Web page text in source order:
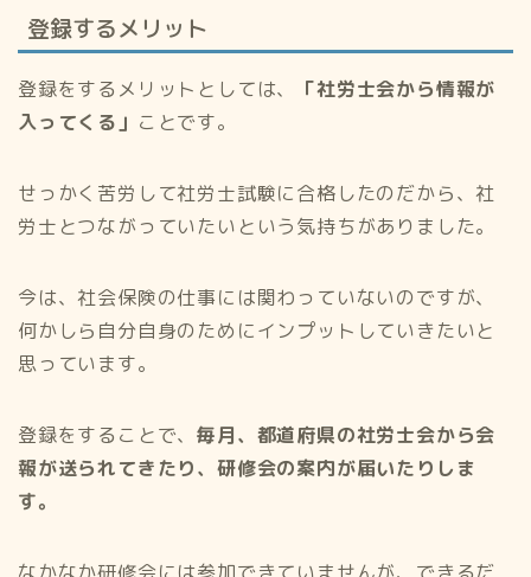
登録するメリット
登録をするメリットとしては、
「社労士会から情報が
入ってくる」 ことです。
せっかく苦労して社労士試験に合格したのだから、社
労士とつながっていたいという気持ちがありました。
今は、社会保険の仕事には関わっていないのですが、
何かしら自分自身のためにインプットしていきたいと
思っています。
登録をすることで、毎月、都道府県の社労士会から会
報が送られてきたり、研修会の案内が届いたりしま
す。